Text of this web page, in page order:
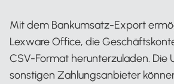
Mit dem Bankumsatz-Export
Lexware Office, die
CSV-Format herunterzuladen. Die
sonstigen Zahlungsanbieter